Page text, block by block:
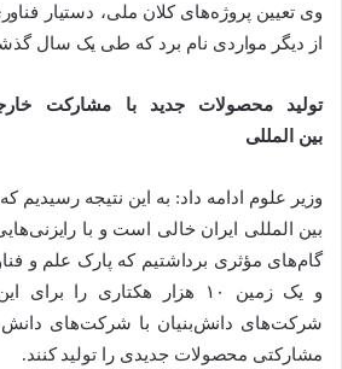
وی تعیین پروژه‌های کلان ملی، دستیار
از دیگر مواردی نام برد که طی یک سال
تولید محصولات جدید با مشارکت
بین المللی
وزیر علوم ادامه داد: به این نتیجه رسیدیم
بین المللی ایران خالی است و با
گام‌های مؤثری برداشتیم که پارک علم و
و یک زمین ۱۰ هزار هکتاری را
شرکت‌های دانش‌بنیان با شرکت‌های
مشارکتی محصولات جدیدی را تولید کنند.